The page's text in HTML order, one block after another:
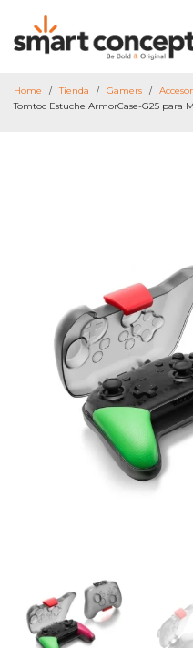
Home / Tienda / Gamers /
Tomtoc Estuche ArmorCase-G25 para